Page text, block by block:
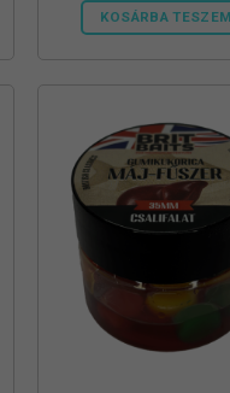
KOSÁRBA TESZEM